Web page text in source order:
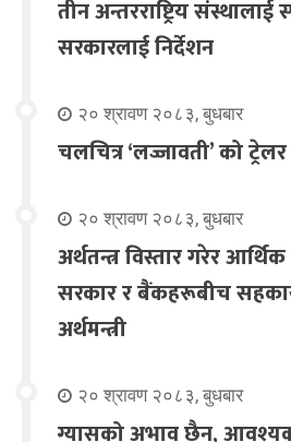
तीन अन्तरराष्ट्रिय संस्थालाई
सरकारलाई निर्देशन
२० श्रावण २०८३, बुधबार
चलचित्र ‘लज्जावती’ को
२० श्रावण २०८३, बुधबार
अर्थतन्त्र विस्तार गरेर
सरकार र बैंकहरूबीच
अर्थमन्त्री
२० श्रावण २०८३, बुधबार